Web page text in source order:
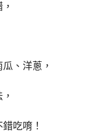
、洋蔥，
吃唷！